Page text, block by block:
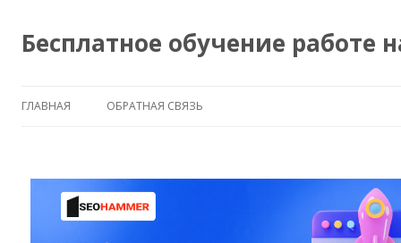
Бесплатное обучение работе
ГЛАВНАЯ ОБРАТНАЯ СВЯЗЬ